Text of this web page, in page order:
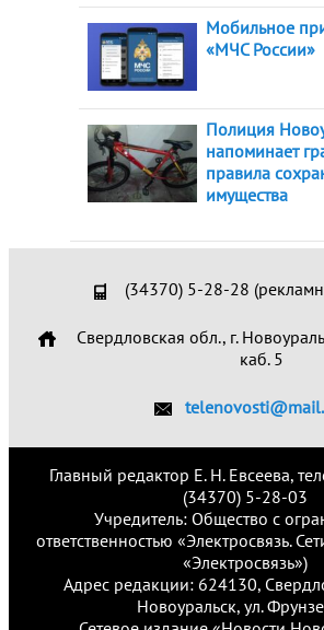
Мобильное
«МЧС России»
Полиция
напоминает
правила
имущества
(34370) 5-28-28
Свердловская обл., г.
каб. 5
Главный редактор Е. Н. Евсеева,
(34370) 5-28-03
Учредитель: Общество с
ответственностью «Электросвязь.
«Электросвязь»)
Адрес редакции: 624130,
Новоуральск, ул.